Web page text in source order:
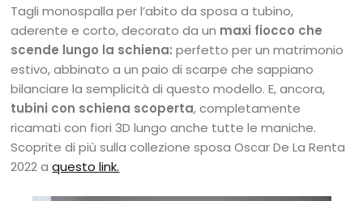
Tagli monospalla per l’abito da sposa a tubino,
aderente e corto, decorato da un maxi fiocco che
scende lungo la schiena: perfetto per un matrimonio
estivo, abbinato a un paio di scarpe che sappiano
bilanciare la semplicità di questo modello. E, ancora,
tubini con schiena scoperta, completamente
ricamati con fiori 3D lungo anche tutte le maniche.
Scoprite di più sulla collezione sposa Oscar De La Renta
2022 aquesto link.